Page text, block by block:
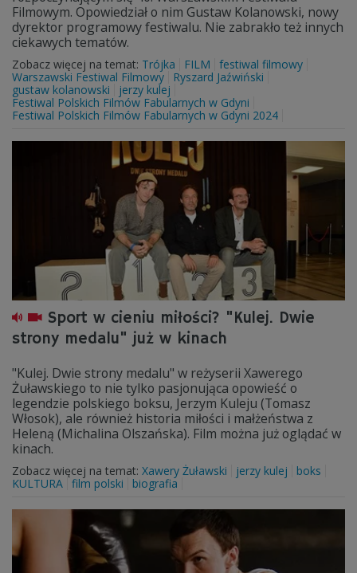
Filmowym. Opowiedział o nim Gustaw Kolanowski, nowy
dyrektor programowy festiwalu. Nie zabrakło też innych
ciekawych tematów.
Zobacz więcej na temat: Trójka FILM
festiwal filmowy
Warszawski Festiwal Filmowy
Ryszard Jaźwiński
gustaw kolanowski
jerzy kulej
Festiwal Polskich Filmów Fabularnych w Gdyni
Festiwal Polskich Filmów Fabularnych w Gdyni 2024
Sport w cieniu miłości? "Kulej. Dwie
strony medalu" już w kinach
"Kulej. Dwie strony medalu" w reżyserii Xawerego
Żuławskiego to nie tylko pasjonująca opowieść o
legendzie polskiego boksu, Jerzym Kuleju (Tomasz
Włosok), ale również historia miłości i małżeństwa z
Heleną (Michalina Olszańska). Film można już oglądać w
kinach.
Zobacz więcej na temat: Xawery Żuławski jerzy kulej
boks
KULTURA film polski biografia